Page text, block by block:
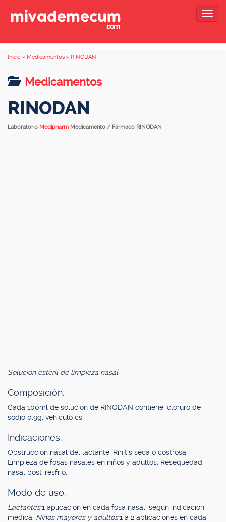
Inicio » Medicamentos » RINODAN
Medicamentos
RINODAN
Laboratorio Medipharm Medicamento / Fármaco RINODAN
Solución estéril de limpieza nasal.
Composición.
Cada 100ml de solución de RINODAN contiene: cloruro de
sodio 0,9g, vehículo cs.
Indicaciones.
Obstrucción nasal del lactante. Rinitis seca o costrosa.
Limpieza de fosas nasales en niños y adultos. Resequedad
nasal post-resfrío.
Modo de uso.
Lactantes:1 aplicación en cada fosa nasal, según indicación
médica. Niños mayores y adultos:1 a 2 aplicaciones en cada